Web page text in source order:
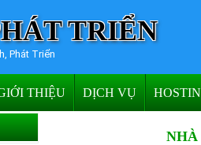
TRIỂN
Phát Triển
THIỆU DỊCH VỤ
NHÀ